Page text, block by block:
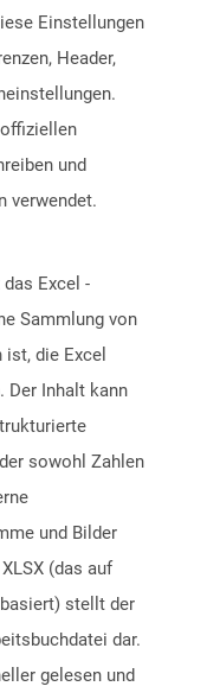
Einstellungen
Header,
und
verwendet.
Excel -
Sammlung von
die Excel
Der Inhalt kann
sowohl Zahlen
und Bilder
(das auf
stellt der
dar.
gelesen und